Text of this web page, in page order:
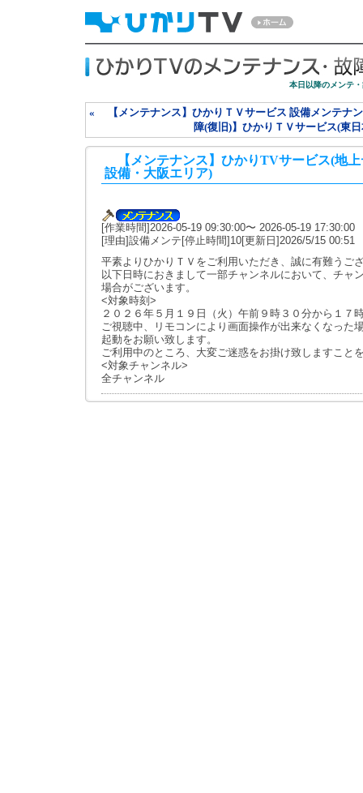
本日以降のメンテ
« 【メンテナンス】ひかりＴＶサービス 設備メンテナ
障(復旧)】ひかりＴＶサービス(東
【メンテナンス】ひかりTVサービス(地
設備・大阪エリア)
[作業時間]2026-05-19 09:30:00〜 2026-05-19 17:30:00
[理由]設備メンテ[停止時間]10[更新日]2026/5/15 00:51
平素よりひかりＴＶをご利用いただき、誠に有難うご
以下日時におきまして一部チャンネルにおいて、チャ
場合がございます。
<対象時刻>
２０２６年５月１９日（火）午前９時３０分から１７
ご視聴中、リモコンにより画面操作が出来なくなった
起動をお願い致します。
ご利用中のところ、大変ご迷惑をお掛け致しますこと
<対象チャンネル>
全チャンネル